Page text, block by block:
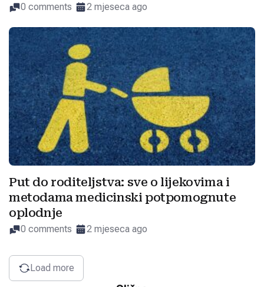
0 comments 2 mjeseca ago
Put do roditeljstva: sve o lijekovima i
metodama medicinski potpomognute
oplodnje
0 comments 2 mjeseca ago
Load more